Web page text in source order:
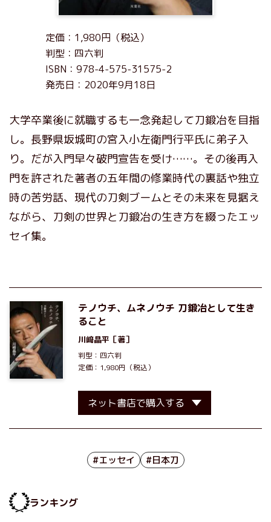
定価：1,980円（税込）
判型：四六判
ISBN：978-4-575-31575-2
発売日：2020年9月18日
大学卒業後に就職するも一念発起して刀鍛冶を目指
し。長野県坂城町の宮入小左衛門行平氏に弟子入
り。だが入門早々破門宣告を受け……。その後再入
門を許された著者の五年間の修業時代の裏話や独立
時の苦労話、現代の刀剣ブームとその未来を見据え
ながら、刀剣の世界と刀鍛冶の生き方を綴ったエッ
セイ集。
テノウチ、ムネノウチ 刀鍛冶として生き
ること
川﨑晶平 ［著］
判型：四六判
定価：1,980円（税込）
ネット書店で購入する
#エッセイ #日本刀
ランキング